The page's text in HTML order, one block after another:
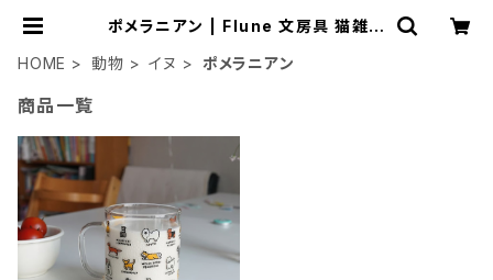
ポメラニアン | Flune 文房具 猫雑貨
ルネノネコ
HOME 動物 イヌ ポメラニアン
商品一覧